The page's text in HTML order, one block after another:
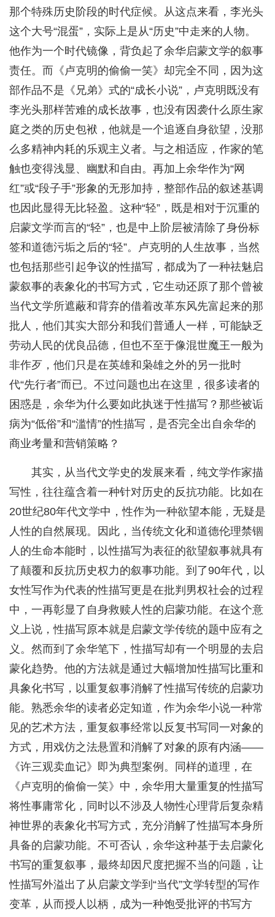
那个特殊历史阶段的时代症候。从这点来看，李光头
这个大号“混蛋”，实际上是从“历史”中走来的人物。
他作为一个时代镜像，背负起了余华启蒙文学的叙事
责任。而《卢克明的偷偷一笑》却完全不同，因为这
部作品不是《兄弟》式的“成长小说”，卢克明既没有
李光头那样苦难的成长故事，也没有因袭什么原生家
庭之类的历史包袱，他就是一个追逐自身欲望，没那
么多精神内耗的乐观主义者。与之相适应，作家的笔
触也变得浅显、幽默和自由。再加上余华作为“网
红”或“段子手”形象的无形加持，整部作品的叙述基调
也因此显得无比轻盈。这种“轻”，既是相对于沉重的
启蒙文学而言的“轻”，也是中上阶层被清除了身份标
签和道德污垢之后的“轻”。卢克明的人生故事，当然
也包括那些引起争议的性描写，都成为了一种祛魅启
蒙叙事的表象化的书写方式，它生动还原了那个曾被
当代文学所遮蔽和背弃的借着改革东风先富起来的那
批人，他们其实大部分和我们普通人一样，可能缺乏
劳动人民的优良品德，但也不至于像混世魔王一般为
非作歹，他们只是在英雄和枭雄之外的另一批时
代“先行者”而已。不过问题也出在这里，很多读者的
困惑是，余华为什么要如此执迷于性描写？那些被诟
病为“低俗”和“滥情”的性描写，是否完全出自余华的
商业考量和营销策略？
其实，从当代文学史的发展来看，纯文学作家描
写性，往往蕴含着一种针对历史的反抗功能。比如在
20世纪80年代文学中，性作为一种欲望本能，无疑是
人性的自然展现。因此，当传统文化和道德伦理禁锢
人的生命本能时，以性描写为表征的欲望叙事就具有
了颠覆和反抗历史权力的叙事功能。到了90年代，以
女性写作为代表的性描写更是在批判男权社会的过程
中，一再彰显了自身救赎人性的启蒙功能。在这个意
义上说，性描写原本就是启蒙文学传统的题中应有之
义。然而到了余华笔下，性描写却有一个明显的去启
蒙化趋势。他的方法就是通过大幅增加性描写比重和
具象化书写，以重复叙事消解了性描写传统的启蒙功
能。熟悉余华的读者必定知道，作为余华小说一种常
见的艺术方法，重复叙事经常以反复书写同一对象的
方式，用戏仿之法悬置和消解了对象的原有内涵——
《许三观卖血记》即为典型案例。同样的道理，在
《卢克明的偷偷一笑》中，余华用大量重复的性描写
将性事庸常化，同时以不涉及人物性心理背后复杂精
神世界的表象化书写方式，充分消解了性描写本身所
具备的启蒙功能。不可否认，余华这种基于去启蒙化
书写的重复叙事，最终却因尺度把握不当的问题，让
性描写外溢出了从启蒙文学到“当代”文学转型的写作
变革，从而授人以柄，成为一种饱受批评的书写方